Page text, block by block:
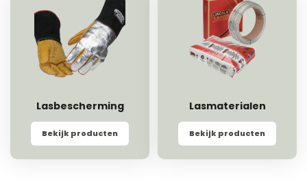
Lasbescherming
Bekijk producten
Lasmaterialen
Bekijk producten